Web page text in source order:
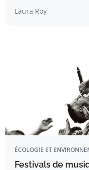
Laura Roy
ÉCOLOGIE ET
Festivals de